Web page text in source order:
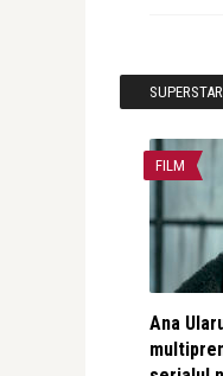
SUPERSTAR
FILM
Ana